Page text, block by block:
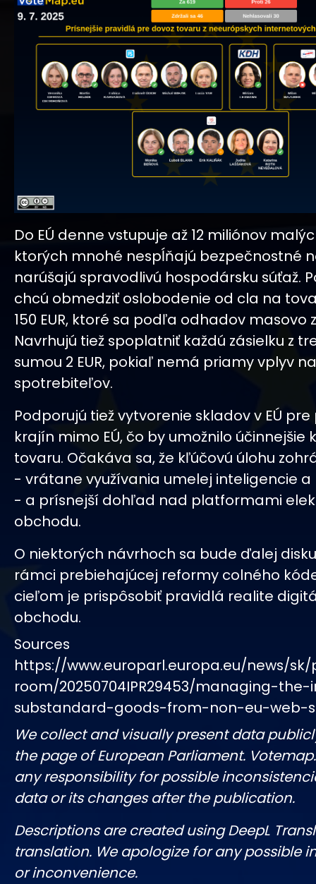
Do EÚ denne vstupuje až 12 miliónov
ktorých mnohé nespĺňajú bezpečnostné
narúšajú spravodlivú hospodársku súťaž.
chcú obmedziť oslobodenie od cla na
150 EUR, ktoré sa podľa odhadov masovo
Navrhujú tiež spoplatniť každú zásielku z
sumou 2 EUR, pokiaľ nemá priamy vplyv na
spotrebiteľov.
Podporujú tiež vytvorenie skladov v EÚ
krajín mimo EÚ, čo by umožnilo účinnejšie
tovaru. Očakáva sa, že kľúčovú úlohu
- vrátane využívania umelej inteligencie
- a prísnejší dohľad nad platformami
obchodu.
O niektorých návrhoch sa bude ďalej
rámci prebiehajúcej reformy colného
cieľom je prispôsobiť pravidlá realite
obchodu.
Sources
https://www.europarl.europa.eu/news/
room/20250704IPR29453/managing-
substandard-goods-from-non-eu-web-
We collect and visually present data
the page of European Parliament.
any responsibility for possible
data or its changes after the publication.
Descriptions are created using DeepL
translation. We apologize for any possible
or inconvenience.